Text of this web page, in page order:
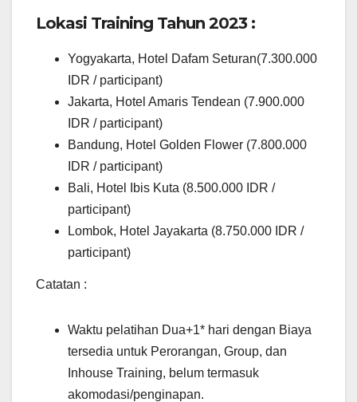
Lokasi Training Tahun 2023 :
Yogyakarta, Hotel Dafam Seturan(7.300.000
IDR / participant)
Jakarta, Hotel Amaris Tendean (7.900.000
IDR / participant)
Bandung, Hotel Golden Flower (7.800.000
IDR / participant)
Bali, Hotel Ibis Kuta (8.500.000 IDR /
participant)
Lombok, Hotel Jayakarta (8.750.000 IDR /
participant)
Catatan :
Waktu pelatihan Dua+1* hari dengan Biaya
tersedia untuk Perorangan, Group, dan
Inhouse Training, belum termasuk
akomodasi/penginapan.